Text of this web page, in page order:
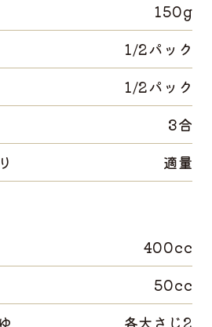
150g
1/2パック
1/2パック
3合
適量
400cc
50cc
各大さじ2